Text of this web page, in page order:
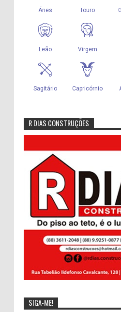
R DIAS CONSTRUÇÕES
SIGA-ME!